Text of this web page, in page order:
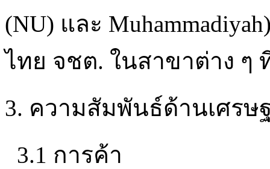
(NU) และ
ไทย จชต. ในสาขาต่าง ๆ
3. ความสัมพันธ์ด้านเศรษ
3.1 การค้า